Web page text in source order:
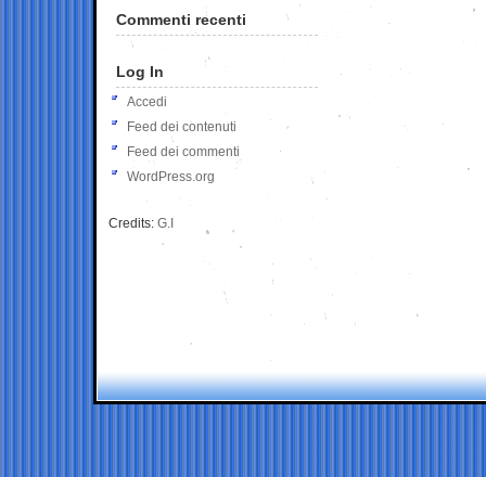
Commenti recenti
Log In
Accedi
Feed dei contenuti
Feed dei commenti
WordPress.org
Credits: G.I